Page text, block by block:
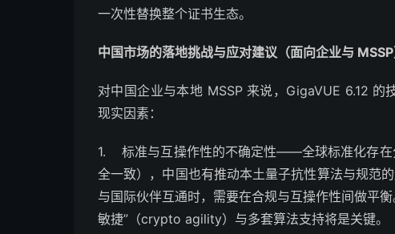
一次性替换整个证书生态。
中国市场的落地挑战与应对建议（面向企业与 MSSP
对中国企业与本地 MSSP 来说，GigaVUE 6.12
现实因素：
1. 标准与互操作性的不确定性——全球标准化存在
全一致），中国也有推动本土量子抗性算法与规范
与国际伙伴互通时，需要在合规与互操作性间做平
敏捷”（crypto agility）与多套算法支持将是关键。